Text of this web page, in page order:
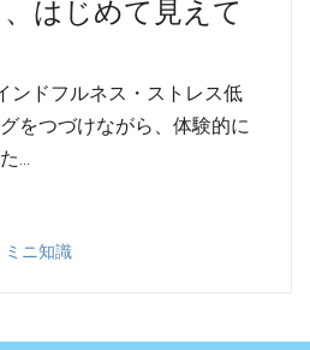
はじめて見えて
ンドフルネス・ストレス低
をつづけながら、体験的に
…
ミニ知識